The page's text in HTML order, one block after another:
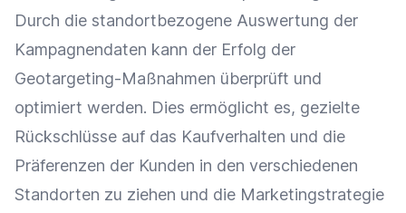
Durch die standortbezogene Auswertung der
Kampagnendaten kann der Erfolg der
Geotargeting-Maßnahmen überprüft und
optimiert werden. Dies ermöglicht es, gezielte
Rückschlüsse auf das Kaufverhalten und die
Präferenzen der Kunden in den verschiedenen
Standorten zu ziehen und die Marketingstrategie